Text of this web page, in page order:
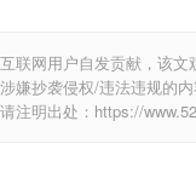
联网用户自发贡献，该
嫌抄袭侵权/违法违规的
注明出处：https://